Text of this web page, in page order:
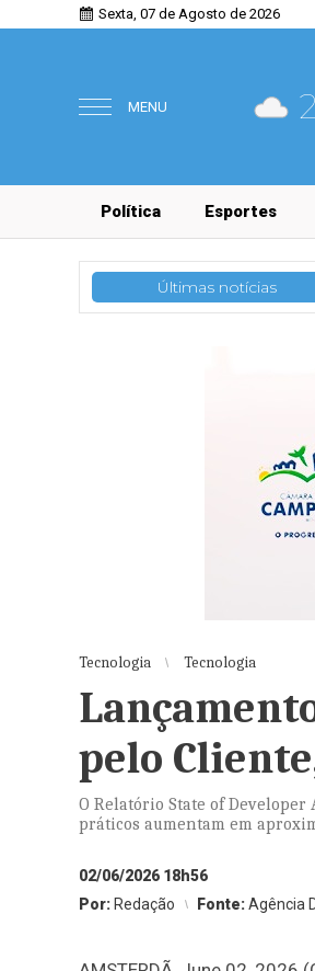
Sexta, 07 de Agosto de 2026
MENU
Política Esportes
Últimas notícias
Creator commerce cresce e atrai TikTok e
Tecnologia Tecnologia
pelo
O Relatório State of
práticos aumentam em
02/06/2026 18h56
Por: Redação Fonte:Agência